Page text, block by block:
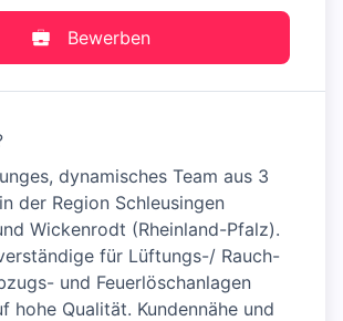
Bewerben
dynamisches Team aus 3
der Region Schleusingen
Wickenrodt (Rheinland-Pfalz).
für Lüftungs-/ Rauch-
und Feuerlöschanlagen
hohe Qualität. Kundennähe und